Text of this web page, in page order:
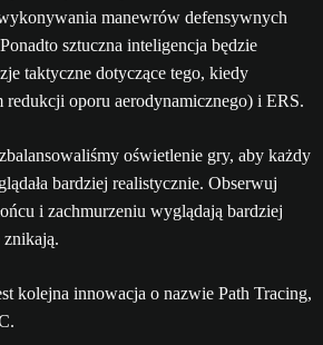
manewrów defensywnych
sztuczna inteligencja będzie
taktyczne dotyczące tego, kiedy
redukcji oporu aerodynamicznego) i ERS.
oświetlenie gry, aby każdy
bardziej realistycznie. Obserwuj
i zachmurzeniu wyglądają bardziej
znikają.
kolejna innowacja o nazwie Path Tracing,